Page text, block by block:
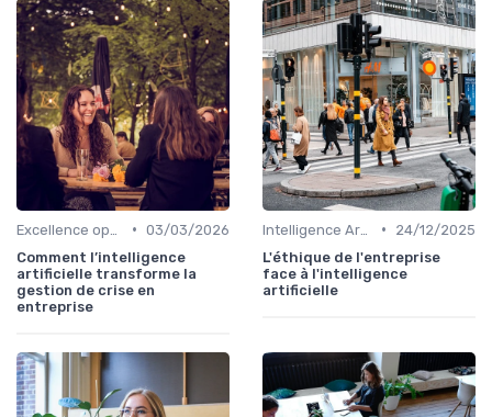
• 03/03/2026
Comment l’intelligence
artificielle transforme la
gestion de crise en
entreprise
•
24/12/2025
L'éthique de l'entreprise
face à l'intelligence
artificielle